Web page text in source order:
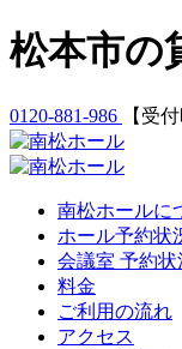
Skip
to
松本市の
0120-881-986 【受
南松ホールに
ホール予約状
会議室 予約状
料金
ご利用の流れ
アクセス